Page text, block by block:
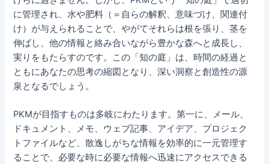
に管理され、水や肥料（＝自らの解釈、意味づけ、関連付
け）が与えられることで、やがてそれらは根を張り、茎を
伸ばし、他の情報と絡み合いながら豊かな森へと成長し、
実りをもたらすのです。この「知の庭」は、時間の経過と
ともにあなたの思考の縮図となり、深い洞察と創造性の源
泉となるでしょう。
PKMが目指すものは多岐にわたります。第一に、メール、
ドキュメント、メモ、ウェブ記事、アイデア、プロジェク
トファイルなど、散逸しがちな情報を効率的に一元管理す
ることで、必要な時に必要な情報へ迅速にアクセスできる